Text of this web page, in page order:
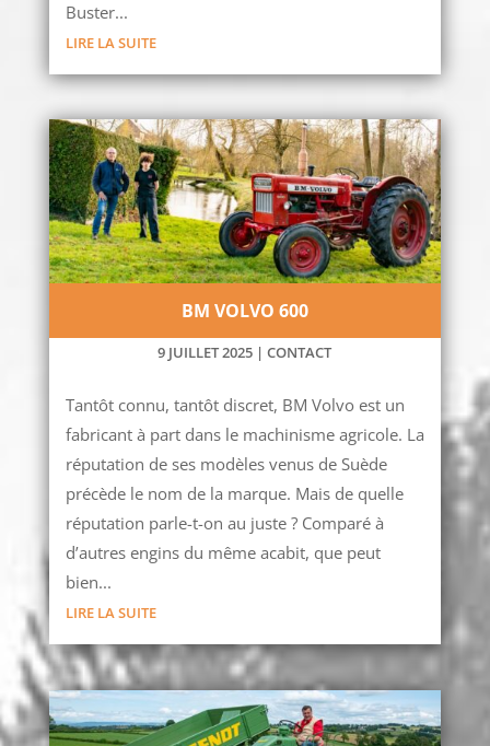
Buster...
LIRE LA SUITE
BM VOLVO 600
9 JUILLET 2025 |CONTACT
Tantôt connu, tantôt discret, BM Volvo est un
fabricant à part dans le machinisme agricole. La
réputation de ses modèles venus de Suède
précède le nom de la marque. Mais de quelle
réputation parle-t-on au juste ? Comparé à
d’autres engins du même acabit, que peut
bien...
LIRE LA SUITE